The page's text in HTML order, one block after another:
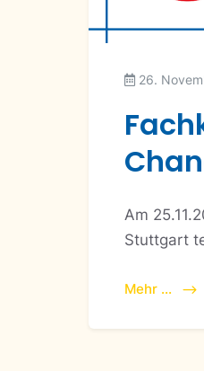
26.
Am
Stuttgart
Mehr ...